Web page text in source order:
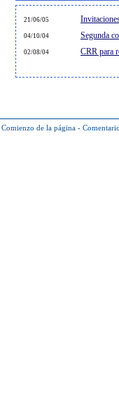
21/06/05
04/10/04 Segunda
02/08/04 CRR para
Comienzo de la página -